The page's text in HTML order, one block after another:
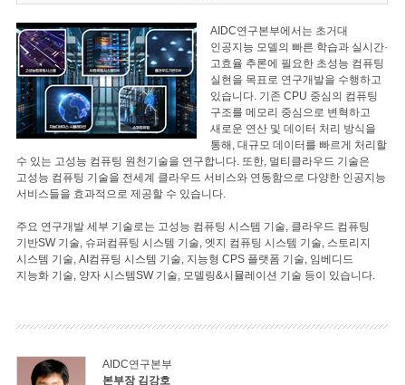
AIDC연구본부에서는 초거대
인공지능 모델의 빠른 학습과 실시간·
고효율 추론에 필요한 초성능 컴퓨팅
실현을 목표로 연구개발을 수행하고
있습니다. 기존 CPU 중심의 컴퓨팅
구조를 메모리 중심으로 변혁하고
새로운 연산 및 데이터 처리 방식을
통해, 대규모 데이터를 빠르게 처리할
수 있는 고성능 컴퓨팅 원천기술을 연구합니다. 또한, 멀티클라우드 기술은
고성능 컴퓨팅 기술을 전세계 클라우드 서비스와 연동함으로 다양한 인공지능
서비스들을 효과적으로 제공할 수 있습니다.
주요 연구개발 세부 기술로는 고성능 컴퓨팅 시스템 기술, 클라우드 컴퓨팅
기반SW 기술, 슈퍼컴퓨팅 시스템 기술, 엣지 컴퓨팅 시스템 기술, 스토리지
시스템 기술, AI컴퓨팅 시스템 기술, 지능형 CPS 플랫폼 기술, 임베디드
지능화 기술, 양자 시스템SW 기술, 모델링&시뮬레이션 기술 등이 있습니다.
AIDC연구본부
본부장 김강호